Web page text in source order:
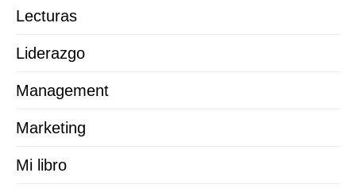
Lecturas
Liderazgo
Management
Marketing
Mi libro